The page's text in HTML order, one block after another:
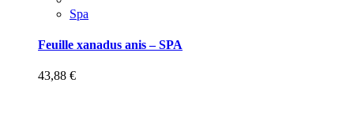
Spa
Feuille xanadus anis – SPA
43,88 €